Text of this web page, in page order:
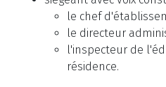
le chef
le directeur
l'inspecteur de
résidence.